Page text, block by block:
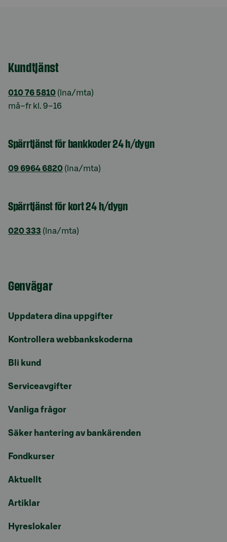
Kundtjänst
010 76 5810 (lna/mta)
må–fr kl. 9–16
Spärrtjänst för bankkoder 24 h/dygn
09 6964 6820 (lna/mta)
Spärrtjänst för kort 24 h/dygn
020 333 (lna/mta)
Genvägar
Uppdatera dina uppgifter
Kontrollera webbankskoderna
Bli kund
Serviceavgifter
Vanliga frågor
Säker hantering av bankärenden
Fondkurser
Aktuellt
Artiklar
Hyreslokaler